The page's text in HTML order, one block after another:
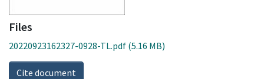
Files
20220923162327-0928-TL.pdf (5.16 MB)
Cite document